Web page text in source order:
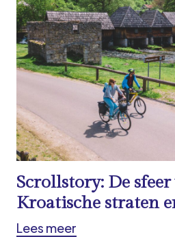
Scrollstory: De
Kroatische straten
Lees meer